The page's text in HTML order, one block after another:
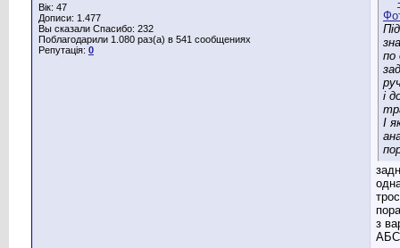
Вік: 47
Дописи: 1.477
Вы сказали Спасибо: 232
Поблагодарили 1.080 раз(а) в 541 сообщениях
Репутація: 0
по
і
І
з
АБС